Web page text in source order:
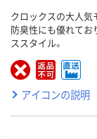
クロックスの大人気
防臭性にも優れてお
ススタイル。
アイコンの説明